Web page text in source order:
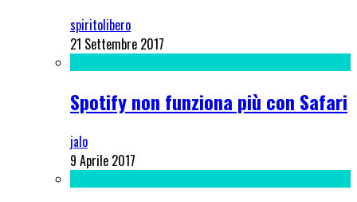
spiritolibero
21 Settembre 2017
Spotify non funziona più con Safari
jalo
9 Aprile 2017